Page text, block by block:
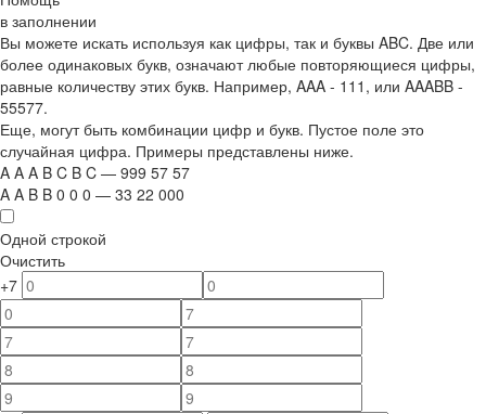
в заполнении
Вы можете искать используя как цифры, так и буквы ABC. Две или
более одинаковых букв, означают любые повторяющиеся цифры,
равные количеству этих букв. Например, AAA - 111 , или AAABB -
55577.
Еще, могут быть комбинации цифр и букв. Пустое поле это
случайная цифра. Примеры представлены ниже.
A A A B C B C — 999 57 57
A A B B 0 0 0 — 33 22 000
Одной строкой
Очистить
+7